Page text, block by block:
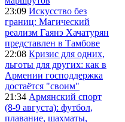
23:09 Искусство без
границ: Магический
реализм Гаянэ Хачатурян
представлен в Тамбове
22:08 Кризис для одних,
льготы для других: как в
Армении господдержка
достаётся "своим"
21:34 Армянский спорт
(8-9 августа): футбол,
плавание, шахматы,